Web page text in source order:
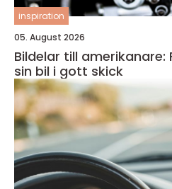
inspiration
05. August 2026
Bildelar till amerikanare:
sin bil i gott skick